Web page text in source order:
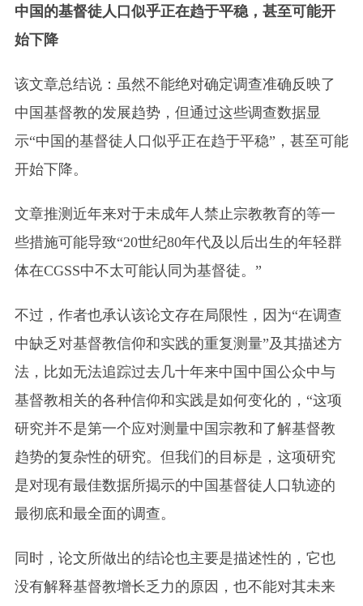
中国的基督徒人口似乎正在趋于平稳，甚至可能开
始下降
该文章总结说：虽然不能绝对确定调查准确反映了
中国基督教的发展趋势，但通过这些调查数据显
示“中国的基督徒人口似乎正在趋于平稳”，甚至可能
开始下降。
文章推测近年来对于未成年人禁止宗教教育的等一
些措施可能导致“20世纪80年代及以后出生的年轻群
体在CGSS中不太可能认同为基督徒。”
不过，作者也承认该论文存在局限性，因为“在调查
中缺乏对基督教信仰和实践的重复测量”及其描述方
法，比如无法追踪过去几十年来中国中国公众中与
基督教相关的各种信仰和实践是如何变化的，“这项
研究并不是第一个应对测量中国宗教和了解基督教
趋势的复杂性的研究。但我们的目标是，这项研究
是对现有最佳数据所揭示的中国基督徒人口轨迹的
最彻底和最全面的调查。
同时，论文所做出的结论也主要是描述性的，它也
没有解释基督教增长乏力的原因，也不能对其未来